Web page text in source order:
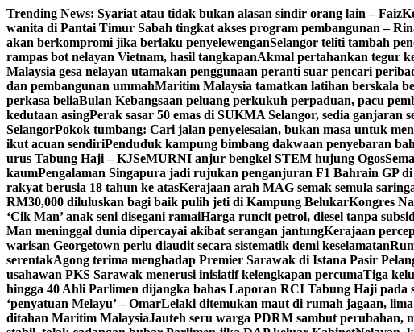
Skip
to
content
Trending News: Syariat atau tidak bukan alasan sindir orang lain – Faiz
wanita di Pantai Timur Sabah tingkat akses program pembangunan –
akan berkompromi jika berlaku penyelewenganSelangor teliti tambah
rampas bot nelayan Vietnam, hasil tangkapanAkmal pertahankan tegur
Malaysia gesa nelayan utamakan penggunaan peranti suar pencari
dan pembangunan ummahMaritim Malaysia tamatkan latihan berskala
perkasa beliaBulan Kebangsaan peluang perkukuh perpaduan, pacu
kedutaan asingPerak sasar 50 emas di SUKMA Selangor, sedia ganjaran
SelangorPokok tumbang: Cari jalan penyelesaian, bukan masa untuk
ikut acuan sendiriPenduduk kampung bimbang dakwaan penyebaran
urus Tabung Haji – KJSeMURNI anjur bengkel STEM hujung Ogos
kaumPengalaman Singapura jadi rujukan penganjuran F1 Bahrain GP
rakyat berusia 18 tahun ke atasKerajaan arah MAG semak semula
RM30,000 diluluskan bagi baik pulih jeti di Kampung BelukarKongres
‘Cik Man’ anak seni disegani ramaiHarga runcit petrol, diesel tanpa
Man meninggal dunia dipercayai akibat serangan jantungKerajaan
warisan Georgetown perlu diaudit secara sistematik demi keselamatan
serentakAgong terima menghadap Premier Sarawak di Istana Pasir
usahawan PKS Sarawak menerusi inisiatif kelengkapan percumaTiga
hingga 40 Ahli Parlimen dijangka bahas Laporan RCI Tabung Haji pada
‘penyatuan Melayu’ – OmarLelaki ditemukan maut di rumah jagaan,
ditahan Maritim MalaysiaJauteh seru warga PDRM sambut perubahan,